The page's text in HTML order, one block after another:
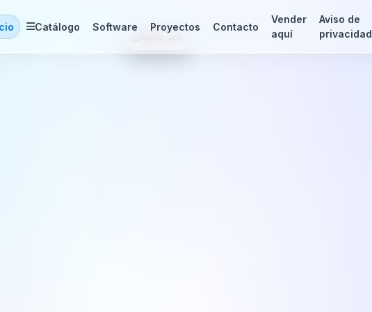
Catálogo Software Proyectos Contacto
Vender
aquí
Aviso de
privacidad
Prive León Guanajuato